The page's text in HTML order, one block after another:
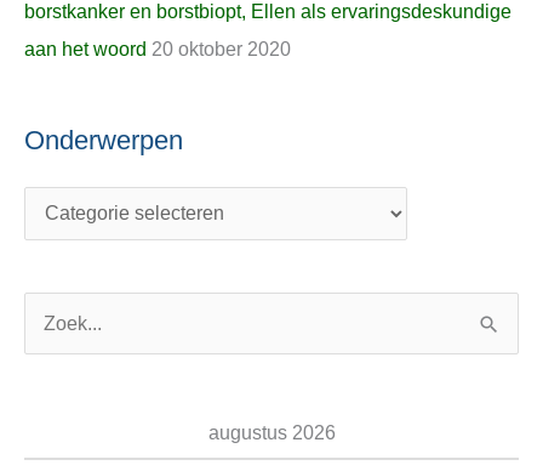
borstkanker en borstbiopt, Ellen als ervaringsdeskundige
aan het woord 20 oktober 2020
Onderwerpen
augustus 2026